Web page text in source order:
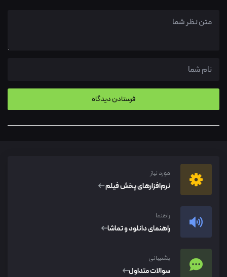
مورد نیاز
نرم‌افزار‌های پخش فیلم
راهنما
راهنمای دانلود و تماشا
پشتیبانی
سوالات متداول